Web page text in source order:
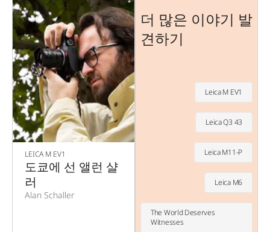
LEICA M EV1
도쿄에 선 앨런 샬
러
Alan Schaller
더 많은 이야기 발
견하기
Leica M EV1
Leica Q3 43
Leica M11-P
Leica M6
The World Deserves
Witnesses